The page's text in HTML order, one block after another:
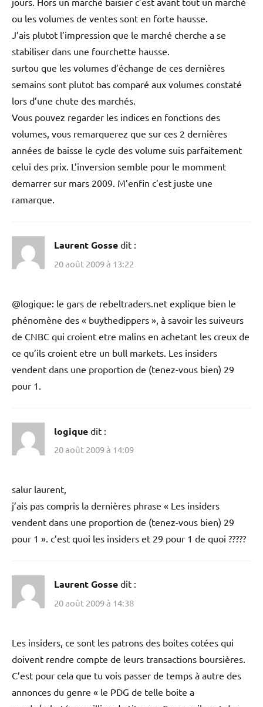
ou les volumes de ventes sont en forte hausse.
J’ais plutot l’impression que le marché cherche a se
stabiliser dans une fourchette hausse.
surtou que les volumes d’échange de ces dernières
semains sont plutot bas comparé aux volumes constaté
lors d’une chute des marchés.
Vous pouvez regarder les indices en fonctions des
volumes, vous remarquerez que sur ces 2 dernières
années de baisse le cycle des volume suis parfaitement
celui des prix. L’inversion semble pour le momment
demarrer sur mars 2009. M’enfin c’est juste une
ramarque.
Laurent Gosse dit :
20 août 2009 à 13:22
@logique: le gars de rebeltraders.net explique bien le
phénomène des « buythedippers », à savoir les suiveurs
de CNBC qui croient etre malins en achetant les creux de
ce qu’ils croient etre un bull markets. Les insiders
vendent dans une proportion de (tenez-vous bien) 29
pour 1.
logique dit :
20 août 2009 à 14:09
salur laurent,
j’ais pas compris la dernières phrase « Les insiders
vendent dans une proportion de (tenez-vous bien) 29
pour 1 ». c’est quoi les insiders et 29 pour 1 de quoi ?????
Laurent Gosse dit :
20 août 2009 à 14:38
Les insiders, ce sont les patrons des boites cotées qui
doivent rendre compte de leurs transactions boursières.
C’est pour cela que tu vois passer de temps à autre des
annonces du genre « le PDG de telle boite a